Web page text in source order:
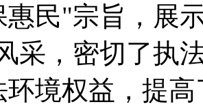
惠民"宗旨，展
采，密切了执
环境权益，提